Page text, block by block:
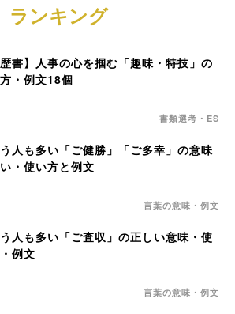
ランキング
歴書】人事の心を掴む「趣味・特技」の
・例文18個
書類選考・ES
人も多い「ご健勝」「ご多幸」の意味
・使い方と例文
言葉の意味・例文
人も多い「ご査収」の正しい意味・使
例文
言葉の意味・例文